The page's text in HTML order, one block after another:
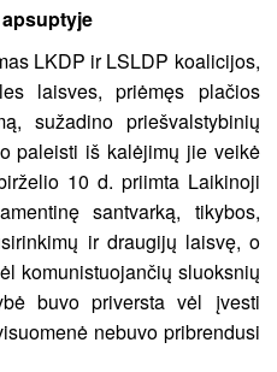
LKDP ir LSLDP koalicijos,
laisves, priėmęs plačios
sužadino priešvalstybinių
paleisti iš kalėjimų jie veikė
10 d. priimta Laikinoji
santvarką, tikybos,
ir draugijų laisvę, o
komunistuojančių sluoksnių
buvo priversta vėl įvesti
nebuvo pribrendusi